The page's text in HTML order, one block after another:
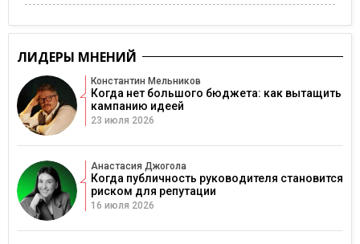
ЛИДЕРЫ МНЕНИЙ
Константин Мельников
Когда нет большого бюджета: как вытащить
кампанию идеей
23 июля 2026
Анастасия Джогола
Когда публичность руководителя становится
риском для репутации
16 июля 2026